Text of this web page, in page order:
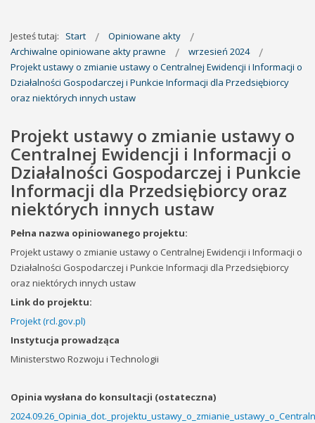
Jesteś tutaj: Start
Opiniowane akty
Archiwalne opiniowane akty prawne
wrzesień 2024
Projekt ustawy o zmianie ustawy o Centralnej Ewidencji i Informacji o
Działalności Gospodarczej i Punkcie Informacji dla Przedsiębiorcy
oraz niektórych innych ustaw
Projekt ustawy o zmianie ustawy o
Centralnej Ewidencji i Informacji o
Działalności Gospodarczej i Punkcie
Informacji dla Przedsiębiorcy oraz
niektórych innych ustaw
Pełna nazwa opiniowanego projektu:
Projekt ustawy o zmianie ustawy o Centralnej Ewidencji i Informacji o
Działalności Gospodarczej i Punkcie Informacji dla Przedsiębiorcy
oraz niektórych innych ustaw
Link do projektu:
Projekt (rcl.gov.pl)
Instytucja prowadząca
Ministerstwo Rozwoju i Technologii
Opinia wysłana do konsultacji (ostateczna)